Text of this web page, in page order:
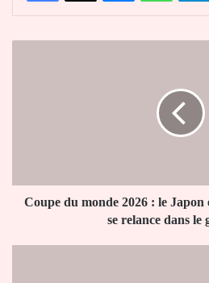
la
Tunisie
Coupe du monde 2026 : le Japon
se relance dans le